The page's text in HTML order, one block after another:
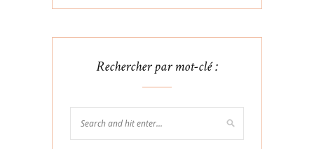
Rechercher par mot-clé :